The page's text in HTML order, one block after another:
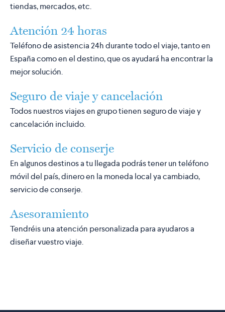
tiendas, mercados, etc.
Atención 24 horas
Teléfono de asistencia 24h durante todo el viaje, tanto en
España como en el destino, que os ayudará ha encontrar la
mejor solución.
Seguro de viaje y cancelación
Todos nuestros viajes en grupo tienen seguro de viaje y
cancelación incluido.
Servicio de conserje
En algunos destinos a tu llegada podrás tener un teléfono
móvil del país, dinero en la moneda local ya cambiado,
servicio de conserje.
Asesoramiento
Tendréis una atención personalizada para ayudaros a
diseñar vuestro viaje.